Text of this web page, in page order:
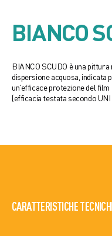
BIANCO
BIANCO SCUDO è una
dispersione acquosa, indicata
un'efficace protezione del film
(efficacia testata secondo UNI
CARATTERISTICHE